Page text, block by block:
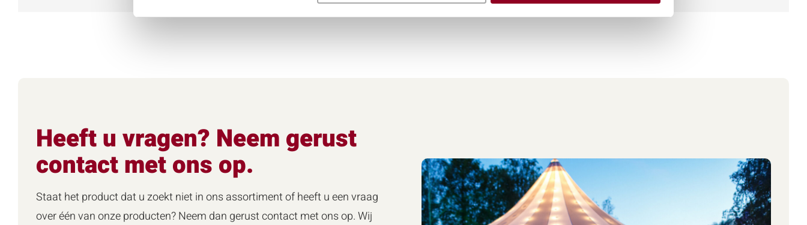
Heeft u vragen? Neem gerust
contact met ons op.
Staat het product dat u zoekt niet in ons assortiment of heeft u een vraag
over één van onze producten? Neem dan gerust contact met ons op. Wij